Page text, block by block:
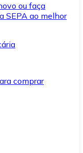
ou faça
SEPA ao melhor
comprar